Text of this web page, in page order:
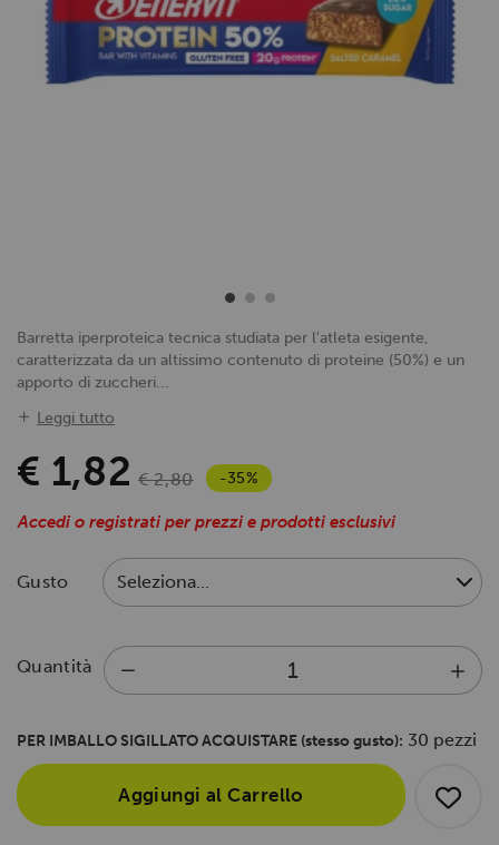
Barretta iperproteica tecnica studiata per l'atleta esigente,
caratterizzata da un altissimo contenuto di proteine (50%) e un
apporto di zuccheri...
Leggi tutto
€ 1,82 € 2,80 -35%
Accedi o registrati per prezzi e prodotti esclusivi
Gusto
Quantità
PER IMBALLO SIGILLATO ACQUISTARE (stesso gusto): 30 pezzi
Aggiungi al Carrello